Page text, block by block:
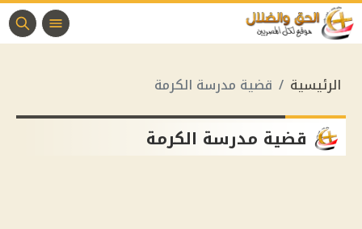
الرئيسية قضية مدرسة الكرمة
قضية مدرسة الكرمة